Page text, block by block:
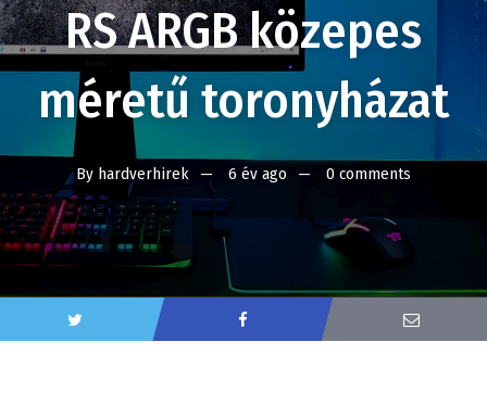
RS ARGB közepes
méretű toronyházat
By hardverhirek 6 év ago 0 comments